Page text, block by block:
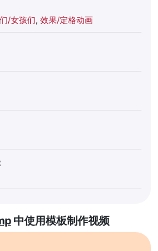
/女孩们, 效果/定格动画
中使用模板制作视频